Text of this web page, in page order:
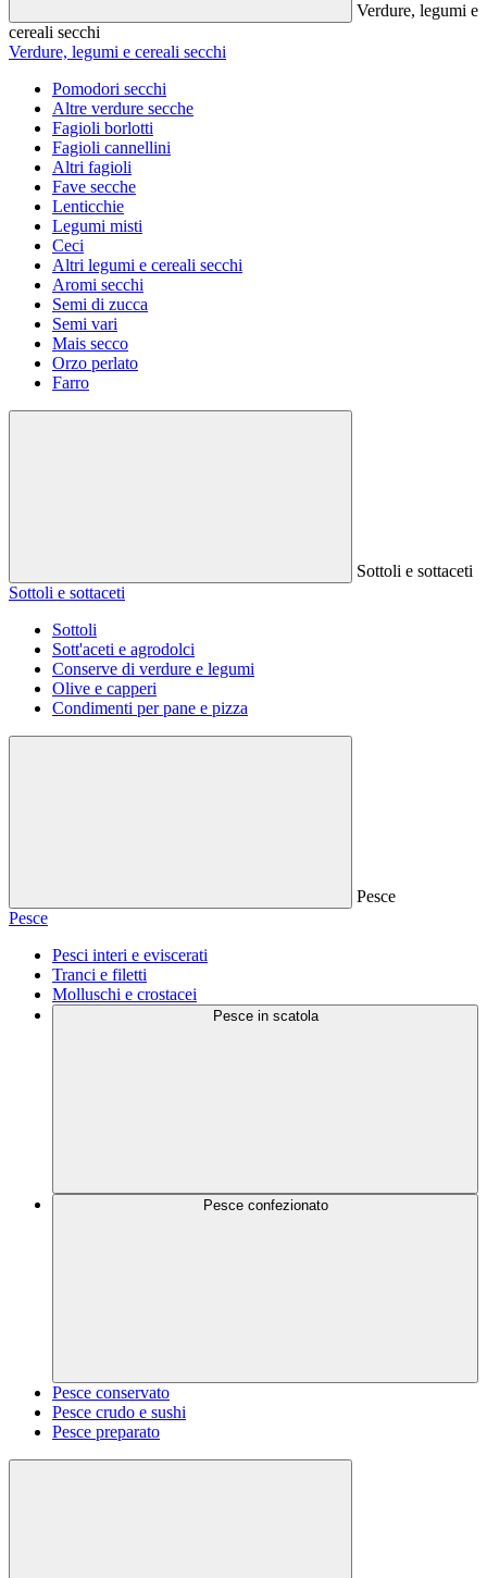
Verdure, legumi e
cereali secchi
Verdure, legumi e cereali secchi
Pomodori secchi
Altre verdure secche
Fagioli borlotti
Fagioli cannellini
Altri fagioli
Fave secche
Lenticchie
Legumi misti
Ceci
Altri legumi e cereali secchi
Aromi secchi
Semi di zucca
Semi vari
Mais secco
Orzo perlato
Farro
Sottoli e sottaceti
Sottoli e sottaceti
Sottoli
Sott'aceti e agrodolci
Conserve di verdure e legumi
Olive e capperi
Condimenti per pane e pizza
Pesce
Pesce
Pesci interi e eviscerati
Tranci e filetti
Molluschi e crostacei
Pesce in scatola
Pesce confezionato
Pesce conservato
Pesce crudo e sushi
Pesce preparato